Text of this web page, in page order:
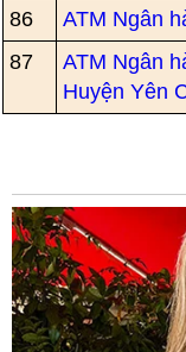
86 ATM Ngân
87
ATM Ngân
Huyện Yên